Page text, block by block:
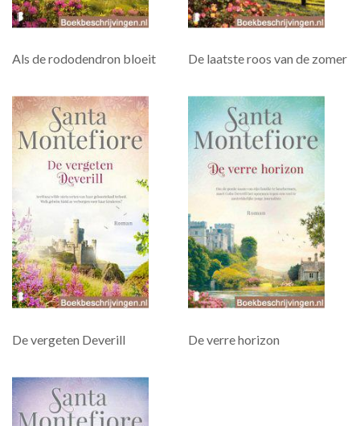
Als de rododendron bloeit De laatste roos van de zomer
De vergeten Deverill De verre horizon